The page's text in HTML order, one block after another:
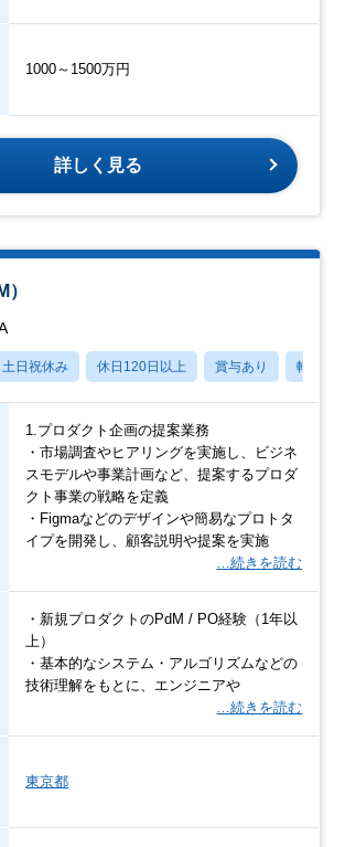
1000～1500万円
詳しく見る
土日祝休み 休日120日以上 賞与あり 転勤な
1.プロダクト企画の提案業務
・市場調査やヒアリングを実施し、ビジネ
スモデルや事業計画など、提案するプロダ
クト事業の戦略を定義
・Figmaなどのデザインや簡易なプロトタ
イプを開発し、顧客説明や提案を実施
…続きを読む
・新規プロダクトのPdM / PO経験（1年以
上）
・基本的なシステム・アルゴリズムなどの
技術理解をもとに、エンジニアや
…続きを読む
東京都